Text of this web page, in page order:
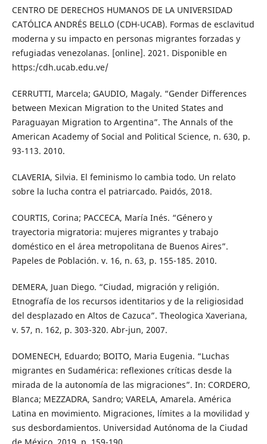
CENTRO DE DERECHOS HUMANOS DE LA UNIVERSIDAD
CATÓLICA ANDRÉS BELLO (CDH-UCAB). Formas de esclavitud
moderna y su impacto en personas migrantes forzadas y
refugiadas venezolanas. [online]. 2021. Disponible en
https:/cdh.ucab.edu.ve/
CERRUTTI, Marcela; GAUDIO, Magaly. “Gender Differences
between Mexican Migration to the United States and
Paraguayan Migration to Argentina”. The Annals of the
American Academy of Social and Political Science, n. 630, p.
93-113. 2010.
CLAVERIA, Silvia. El feminismo lo cambia todo. Un relato
sobre la lucha contra el patriarcado. Paidós, 2018.
COURTIS, Corina; PACCECA, María Inés. “Género y
trayectoria migratoria: mujeres migrantes y trabajo
doméstico en el área metropolitana de Buenos Aires”.
Papeles de Población. v. 16, n. 63, p. 155-185. 2010.
DEMERA, Juan Diego. “Ciudad, migración y religión.
Etnografía de los recursos identitarios y de la religiosidad
del desplazado en Altos de Cazuca”. Theologica Xaveriana,
v. 57, n. 162, p. 303-320. Abr-jun, 2007.
DOMENECH, Eduardo; BOITO, Maria Eugenia. “Luchas
migrantes en Sudamérica: reflexiones críticas desde la
mirada de la autonomía de las migraciones”. In: CORDERO,
Blanca; MEZZADRA, Sandro; VARELA, Amarela. América
Latina en movimiento. Migraciones, límites a la movilidad y
sus desbordamientos. Universidad Autónoma de la Ciudad